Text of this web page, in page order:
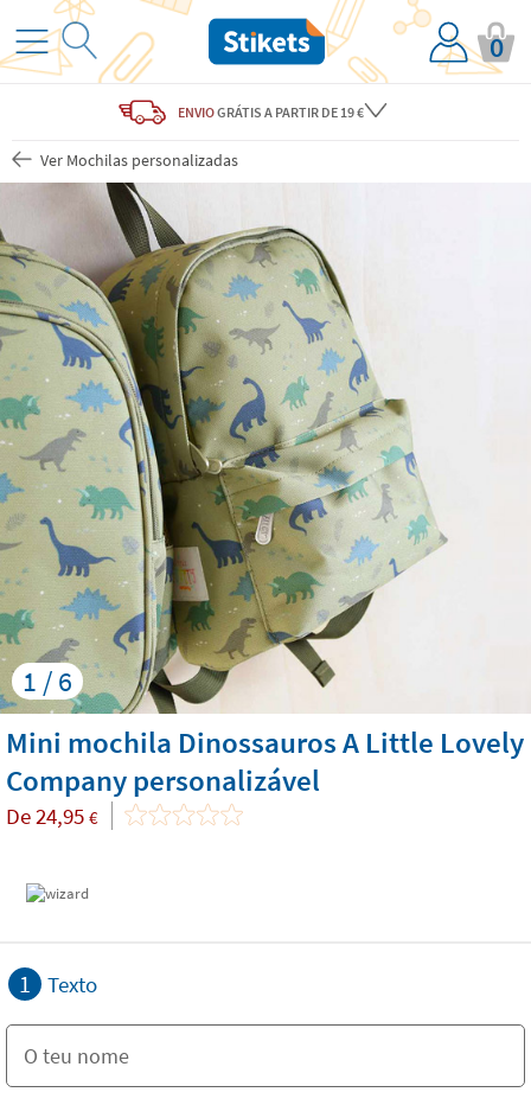
0
ENVIOGRÁTIS A PARTIR DE 19 €
Ver Mochilas personalizadas
1 / 6
Mini mochila Dinossauros A Little Lovely
Company personalizável
De24,95 €
1 Texto